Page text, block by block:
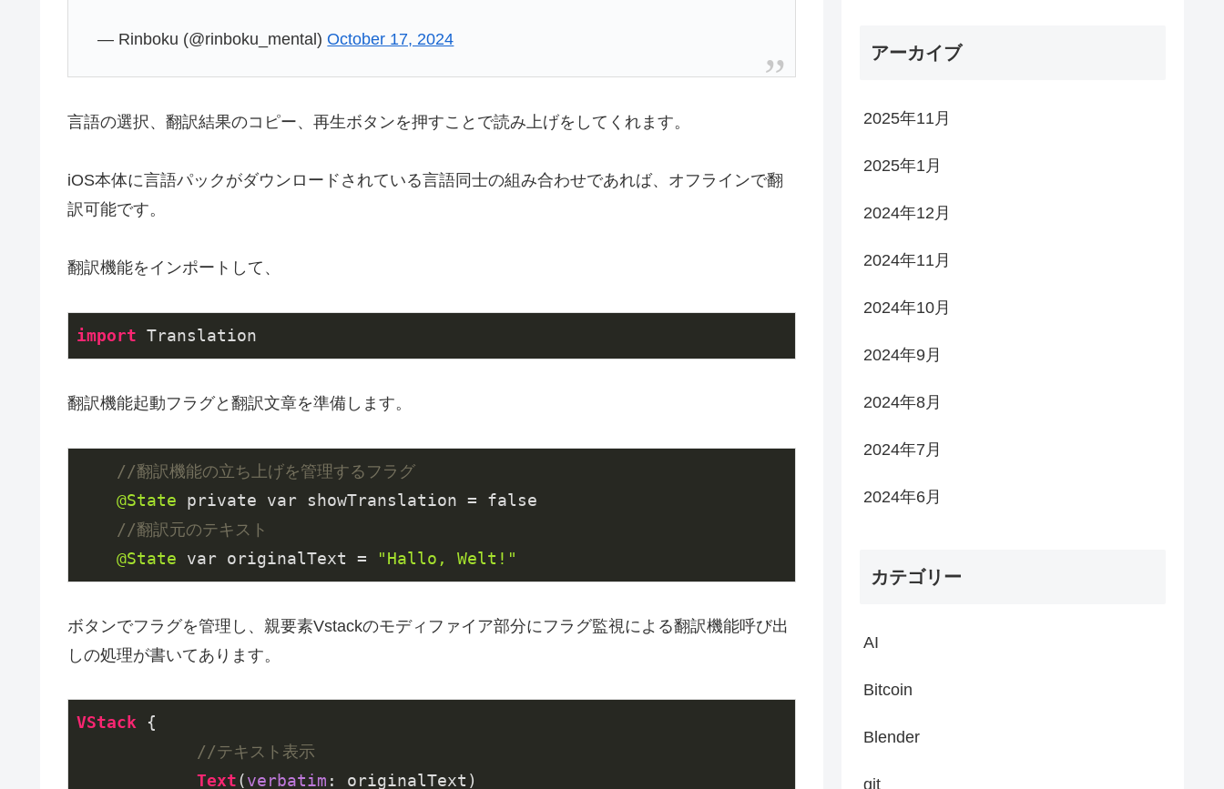
— Rinboku (@rinboku_mental)October 17, 2024
言語の選択、翻訳結果のコピー、再生ボタンを押すことで読み上げをしてくれます。
iOS本体に言語パックがダウンロードされている言語同士の組み合わせであれば、オフラインで翻
訳可能です。
翻訳機能をインポートして、
import Translation
翻訳機能起動フラグと翻訳文章を準備します。
//翻訳機能の立ち上げを管理するフラグ
@State private var showTranslation = false
//翻訳元のテキスト
@State var originalText = "Hallo, Welt!"
ボタンでフラグを管理し、親要素Vstackのモディファイア部分にフラグ監視による翻訳機能呼び出
しの処理が書いてあります。
VStack {
//テキスト表示
Text(verbatim : originalText)
アーカイブ
2025年11月
2025年1月
2024年12月
2024年11月
2024年10月
2024年9月
2024年8月
2024年7月
2024年6月
カテゴリー
AI
Bitcoin
Blender
git